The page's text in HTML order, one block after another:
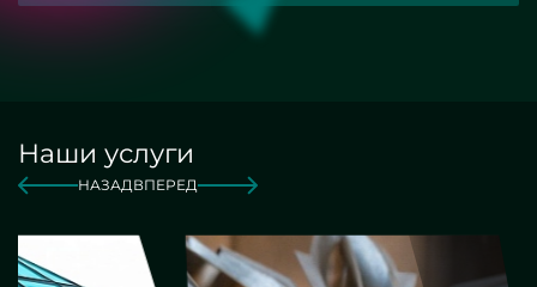
Наши услуги
НАЗАДВПЕРЕД